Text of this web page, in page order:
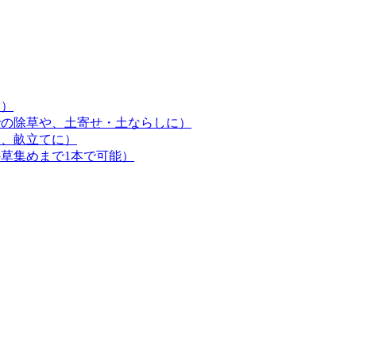
除草や、土寄せ・土ならしに）
畝立てに）
集めまで1本で可能）